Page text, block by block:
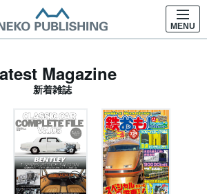
MENU
Magazine
新着雑誌